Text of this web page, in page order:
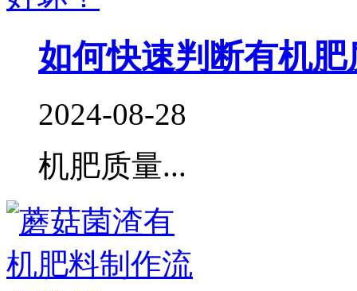
如何快速判断有机
2024-08-28
机肥质量...